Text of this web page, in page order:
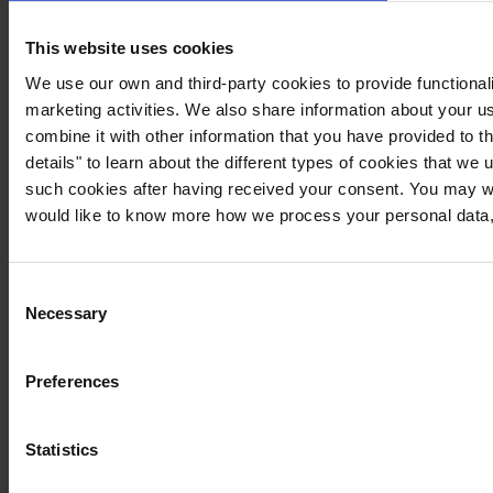
This website uses cookies
We use our own and third-party cookies to provide
marketing activities. We also share information about your
combine it with other information that you have provided to
details" to learn about the different types of cookies that
such cookies after having received your consent. You may
would like to know more how we process your personal
Selection
Necessary
Preferences
Statistics